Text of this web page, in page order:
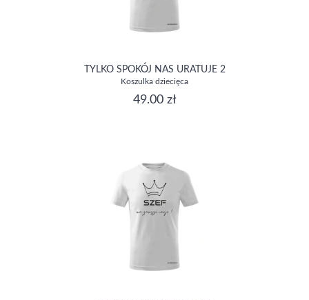
TYLKO SPOKÓJ NAS URATUJE 2
Koszulka dziecięca
49.00 zł